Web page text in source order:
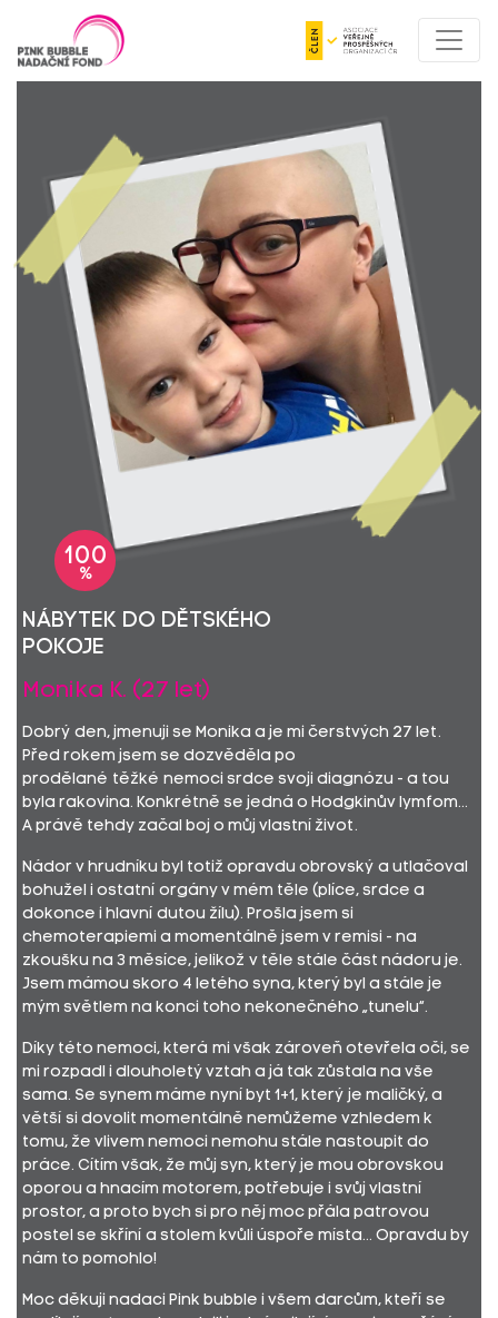
100
%
Nábytek do dětského
pokoje
Monika K. (27 let)
Dobrý den, jmenuji se Monika a je mi čerstvých 27 let.
Před rokem jsem se dozvěděla po
prodělané těžké nemoci srdce svoji diagnózu - a tou
byla rakovina. Konkrétně se jedná o Hodgkinův lymfom...
A právě tehdy začal boj o můj vlastní život.
Nádor v hrudníku byl totiž opravdu obrovský a utlačoval
bohužel i ostatní orgány v mém těle (plíce, srdce a
dokonce i hlavní dutou žílu). Prošla jsem si
chemoterapiemi a momentálně jsem v remisi - na
zkoušku na 3 měsíce, jelikož v těle stále část nádoru je.
Jsem mámou skoro 4 letého syna, který byl a stále je
mým světlem na konci toho nekonečného „tunelu“.
Díky této nemoci, která mi však zároveň otevřela oči, se
mi rozpadl i dlouholetý vztah a já tak zůstala na vše
sama. Se synem máme nyní byt 1+1, který je maličký, a
větší si dovolit momentálně nemůžeme vzhledem k
tomu, že vlivem nemoci nemohu stále nastoupit do
práce. Cítím však, že můj syn, který je mou obrovskou
oporou a hnacím motorem, potřebuje i svůj vlastní
prostor, a proto bych si pro něj moc přála patrovou
postel se skříní a stolem kvůli úspoře místa... Opravdu by
nám to pomohlo!
Moc děkuji nadaci Pink bubble i všem darcům, kteří se